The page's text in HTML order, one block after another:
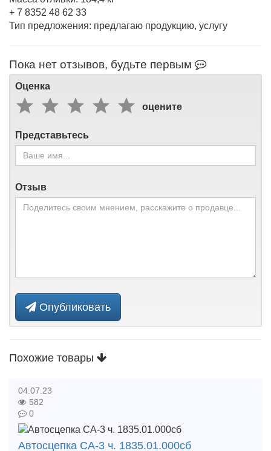
+ 7 8352 48 62 33
Тип предложения: предлагаю продукцию, услугу
Пока нет отзывов, будьте первым
Оценка
оцените
Представьтесь
Отзыв
Опубликовать
Похожие товары
04.07.23
582
0
Автосцепка СА-3 ч. 1835.01.000сб